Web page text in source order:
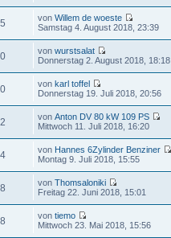
vonWillem de woeste
Samstag 4. August 2018, 23:39
vonwurstsalat
Donnerstag 2. August 2018, 18:18
vonkarl toffel
Donnerstag 19. Juli 2018, 20:56
vonAnton DV 80 kW 109 PS
Mittwoch 11. Juli 2018, 16:20
von Hannes 6Zylinder Benziner
Montag 9. Juli 2018, 15:55
vonThomsaloniki
Freitag 22. Juni 2018, 15:01
vontiemo
Mittwoch 23. Mai 2018, 15:56